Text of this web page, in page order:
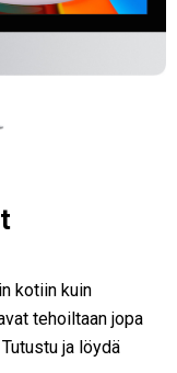
kotiin kuin
tehoiltaan jopa
ja löydä